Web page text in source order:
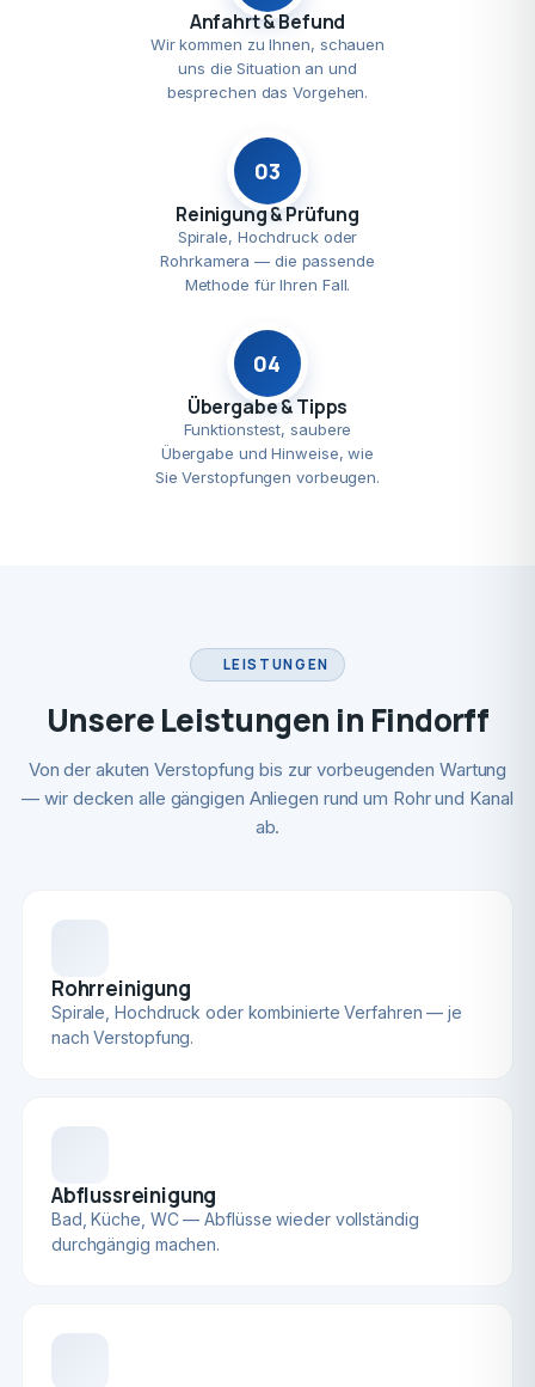
Anfahrt & Befund
Wir kommen zu Ihnen, schauen
uns die Situation an und
besprechen das Vorgehen.
03
Reinigung & Prüfung
Spirale, Hochdruck oder
Rohrkamera — die passende
Methode für Ihren Fall.
04
Übergabe & Tipps
Funktionstest, saubere
Übergabe und Hinweise, wie
Sie Verstopfungen vorbeugen.
LEISTUNGEN
Unsere Leistungen in Findorff
Von der akuten Verstopfung bis zur vorbeugenden Wartung
— wir decken alle gängigen Anliegen rund um Rohr und Kanal
ab.
Rohrreinigung
Spirale, Hochdruck oder kombinierte Verfahren — je
nach Verstopfung.
Abflussreinigung
Bad, Küche, WC — Abflüsse wieder vollständig
durchgängig machen.